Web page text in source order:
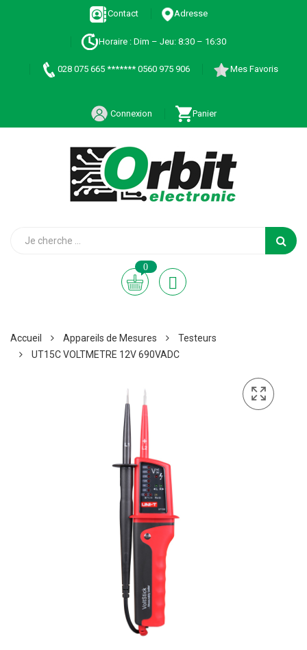
Contact Adresse
Horaire : Dim – Jeu: 8:30 – 16:30
028 075 665 ******* 0560 975 906 Mes Favoris
Connexion Panier
0
Accueil Appareils de Mesures
Testeurs
UT15C VOLTMETRE 12V 690VADC